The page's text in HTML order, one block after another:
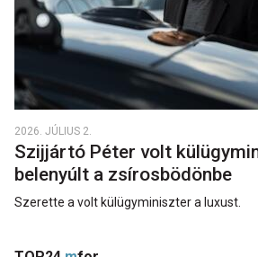
2026. JÚLIUS 2.
Szijjártó Péter volt
belenyúlt a zsírosbödönbe
Szerette a volt külügyminiszter a luxust.